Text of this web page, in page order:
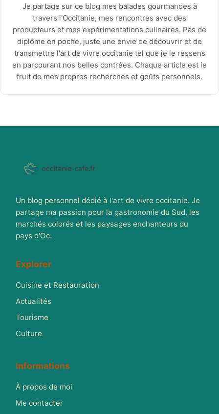
Je partage sur ce blog mes balades gourmandes à
travers l'Occitanie, mes rencontres avec des
producteurs et mes expérimentations culinaires. Pas de
diplôme en poche, juste une envie de découvrir et de
transmettre l'art de vivre occitanie tel que je le ressens
en parcourant nos belles contrées. Chaque article est le
fruit de mes propres recherches et goûts personnels.
Un blog personnel dédié à l'art de vivre occitanie. Je
partage ma passion pour la gastronomie du Sud, les
marchés colorés et les paysages enchanteurs du
pays d'Oc.
Explorer
Cuisine et Restauration
Actualités
Tourisme
Culture
Informations
À propos de moi
Me contacter